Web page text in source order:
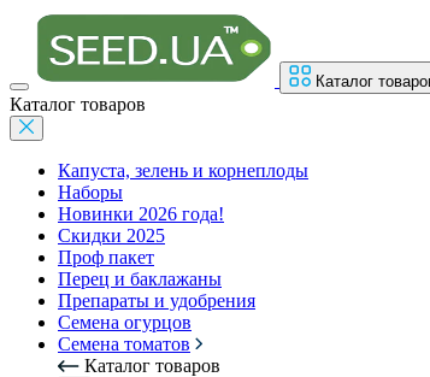
Каталог
Каталог товаров
Капуста, зелень и корнеплоды
Наборы
Новинки 2026 года!
Скидки 2025
Проф пакет
Перец и баклажаны
Препараты и удобрения
Семена огурцов
Семена томатов
Каталог товаров